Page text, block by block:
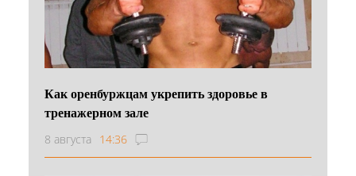
Как оренбуржцам укрепить здоровье в
тренажерном зале
8 августа 14:36